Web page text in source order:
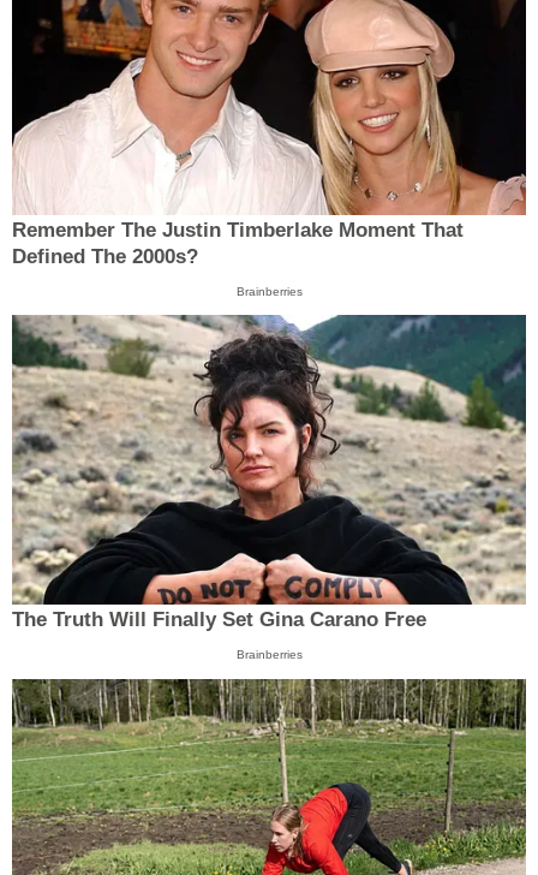
Remember The Justin Timberlake Moment That
Defined The 2000s?
Brainberries
The Truth Will Finally Set Gina Carano Free
Brainberries